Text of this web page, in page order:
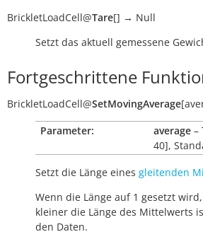
BrickletLoadCell@Tare[] → Null
Setzt das aktuell gemessene
Fortgeschrittene
BrickletLoadCell@SetMovingAverage[
Parameter:
average –
40],
Setzt die Länge eines gleitenden
Wenn die Länge auf 1 gesetzt
kleiner die Länge des Mittelwerts
den Daten.